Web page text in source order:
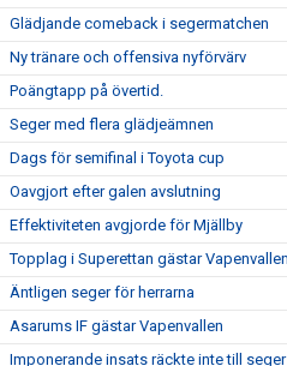
Glädjande comeback i segermatchen
Ny tränare och offensiva nyförvärv
Poängtapp på övertid.
Seger med flera glädjeämnen
Dags för semifinal i Toyota cup
Oavgjort efter galen avslutning
Effektiviteten avgjorde för Mjällby
Topplag i Superettan gästar Vapenvallen
Äntligen seger för herrarna
Asarums IF gästar Vapenvallen
Imponerande insats räckte inte till seger